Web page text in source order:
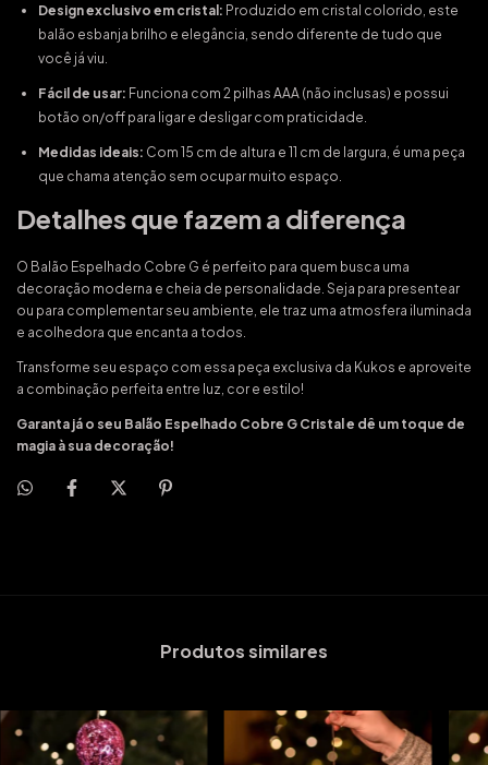
Design exclusivo em cristal: Produzido em cristal colorido, este
balão esbanja brilho e elegância, sendo diferente de tudo que
você já viu.
Fácil de usar: Funciona com 2 pilhas AAA (não inclusas) e possui
botão on/off para ligar e desligar com praticidade.
Medidas ideais: Com 15 cm de altura e 11 cm de largura, é uma peça
que chama atenção sem ocupar muito espaço.
Detalhes que fazem a diferença
O Balão Espelhado Cobre G é perfeito para quem busca uma
decoração moderna e cheia de personalidade. Seja para presentear
ou para complementar seu ambiente, ele traz uma atmosfera iluminada
e acolhedora que encanta a todos.
Transforme seu espaço com essa peça exclusiva da Kukos e aproveite
a combinação perfeita entre luz, cor e estilo!
Garanta já o seu Balão Espelhado Cobre G Cristal e dê um toque de
magia à sua decoração!
Produtos similares